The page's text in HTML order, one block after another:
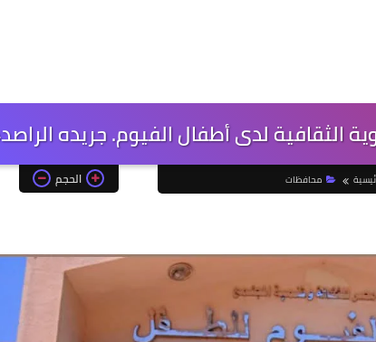
الثقافية لدى أطفال الفيوم. جريده الراصد24
محافظات الحجم